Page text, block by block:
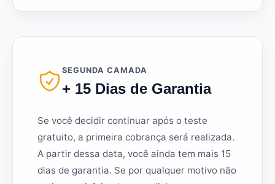
SEGUNDA CAMADA
+ 15 Dias de Garantia
Se você decidir continuar após o teste
gratuito, a primeira cobrança será realizada.
A partir dessa data, você ainda tem mais 15
dias de garantia. Se por qualquer motivo não